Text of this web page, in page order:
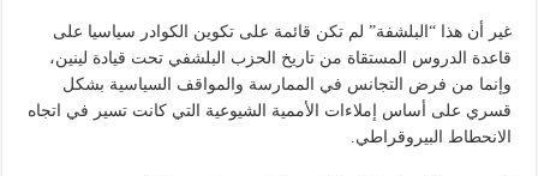
غير أن هذا “البلشفة” لم تكن قائمة على تكوين الكوادر سياسيا على
قاعدة الدروس المستقاة من تاريخ الحزب البلشفي تحت قيادة لينين،
وإنما من فرض التجانس في الممارسة والمواقف السياسية بشكل
قسري على أساس إملاءات الأممية الشيوعية التي كانت تسير في اتجاه
الانحطاط البيروقراطي.